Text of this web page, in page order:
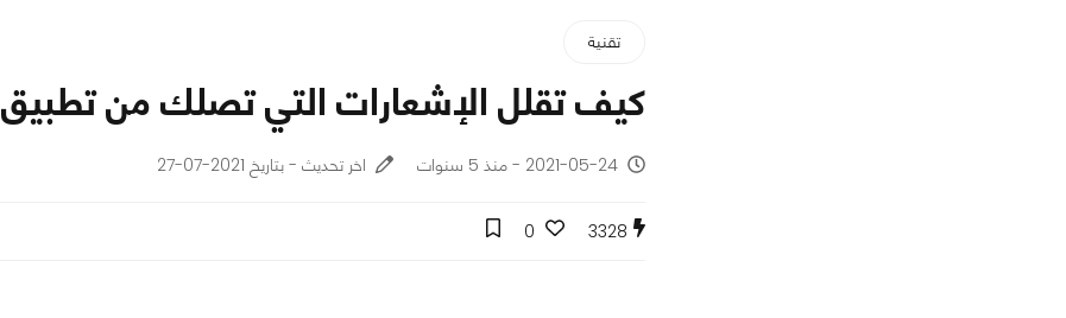
تقنية
كيف تقلل الإشعارات التي تصلك من تطبيق Clubhouse؟
2021-05-24 - منذ 5 سنوات اخر تحديث - بتاريخ 2021-07-27
3328
0